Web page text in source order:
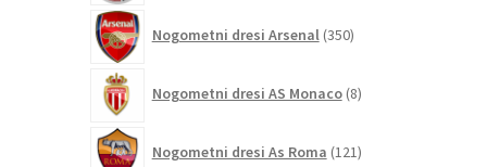
Nogometni dresi Arsenal 350izdelkov
Nogometni dresi AS Monaco 8izdelkov
Nogometni dresi As Roma 121izdelkov